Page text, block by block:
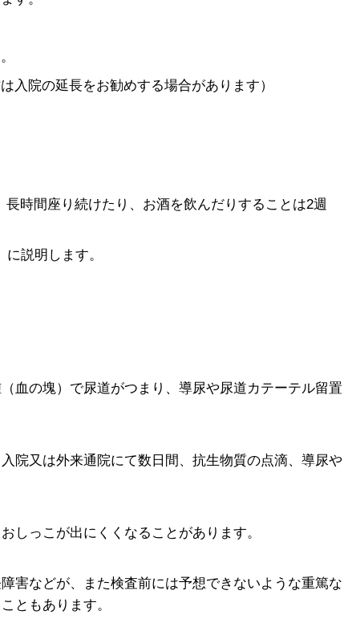
入院の延長をお勧めする場合があります）
時間座り続けたり、お酒を飲んだりすることは2週
説明します。
血の塊）で尿道がつまり、導尿や尿道カテーテル留置
院又は外来通院にて数日間、抗生物質の点滴、導尿や
しっこが出にくくなることがあります。
害などが、また検査前には予想できないような重篤な
ともあります。